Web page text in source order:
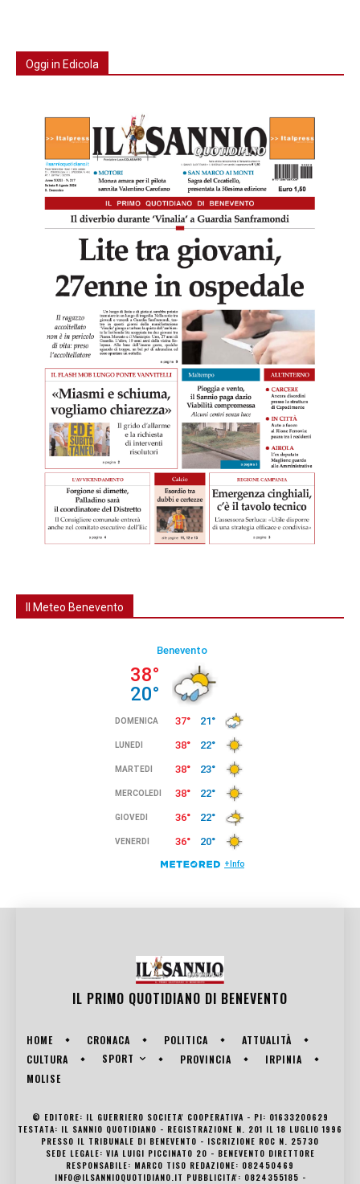
Oggi in Edicola
Il Meteo Benevento
IL PRIMO QUOTIDIANO DI BENEVENTO
HOME CRONACA POLITICA
ATTUALITÀ
CULTURA
SPORT PROVINCIA
IRPINIA
MOLISE
© EDITORE: IL GUERRIERO SOCIETA' COOPERATIVA - PI: 01633200629
TESTATA: IL SANNIO QUOTIDIANO - REGISTRAZIONE N. 201 IL 18 LUGLIO 1996
PRESSO IL TRIBUNALE DI BENEVENTO - ISCRIZIONE ROC N. 25730
SEDE LEGALE: VIA LUIGI PICCINATO 20 - BENEVENTO DIRETTORE
RESPONSABILE: MARCO TISO REDAZIONE: 082450469
INFO@ILSANNIOQUOTIDIANO.IT PUBBLICITA': 0824355185 -